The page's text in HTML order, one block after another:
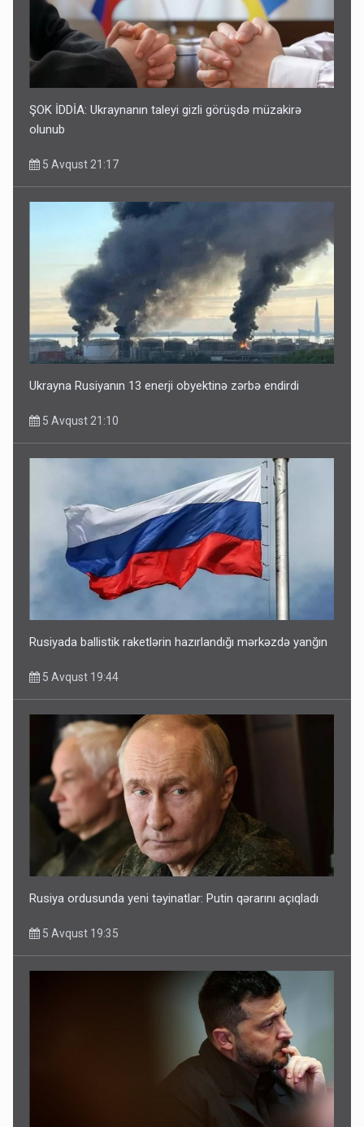
ŞOK İDDİA: Ukraynanın taleyi gizli görüşdə müzakirə
olunub
5 Avqust 21:17
Ukrayna Rusiyanın 13 enerji obyektinə zərbə endirdi
5 Avqust 21:10
Rusiyada ballistik raketlərin hazırlandığı mərkəzdə yanğın
5 Avqust 19:44
Rusiya ordusunda yeni təyinatlar: Putin qərarını açıqladı
5 Avqust 19:35